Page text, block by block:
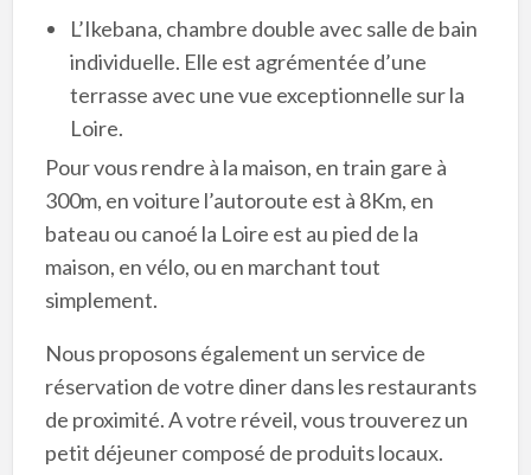
L’Ikebana, chambre double avec salle de bain
individuelle. Elle est agrémentée d’une
terrasse avec une vue exceptionnelle sur la
Loire.
Pour vous rendre à la maison, en train gare à
300m, en voiture l’autoroute est à 8Km, en
bateau ou canoé la Loire est au pied de la
maison, en vélo, ou en marchant tout
simplement.
Nous proposons également un service de
réservation de votre diner dans les restaurants
de proximité. A votre réveil, vous trouverez un
petit déjeuner composé de produits locaux.